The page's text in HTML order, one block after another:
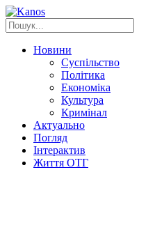
Новини
Суспільство
Політика
Економіка
Культура
Кримінал
Актуально
Погляд
Інтерактив
Життя ОТГ